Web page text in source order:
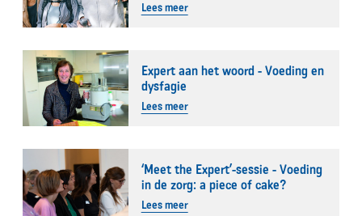
Lees meer
Expert aan het woord - Voeding en
dysfagie
Lees meer
‘Meet the Expert’-sessie - Voeding
in de zorg: a piece of cake?
Lees meer